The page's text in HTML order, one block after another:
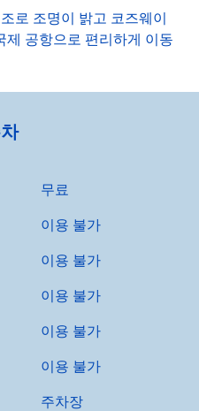
로 조명이 밝고 코즈웨이
제 공항으로 편리하게 이동
무료
이용 불가
이용 불가
이용 불가
이용 불가
이용 불가
주차장